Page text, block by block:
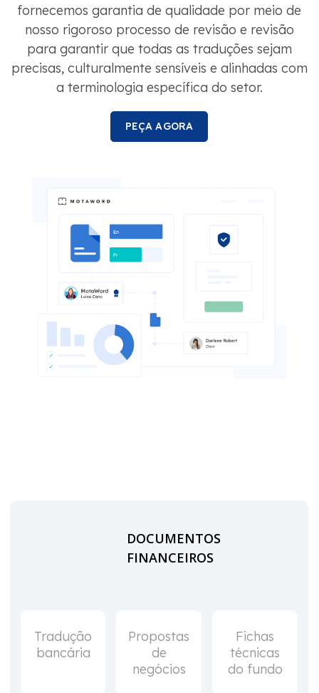
fornecemos garantia de qualidade por meio de
nosso rigoroso processo de revisão e revisão
para garantir que todas as traduções sejam
precisas, culturalmente sensíveis e alinhadas com
a terminologia específica do setor.
PEÇA AGORA
DOCUMENTOS
FINANCEIROS
Tradução
bancária
Propostas
de
negócios
Fichas
técnicas
do fundo